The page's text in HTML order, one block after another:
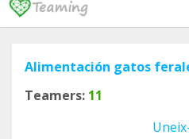
Alimentación gatos
Teamers: 11